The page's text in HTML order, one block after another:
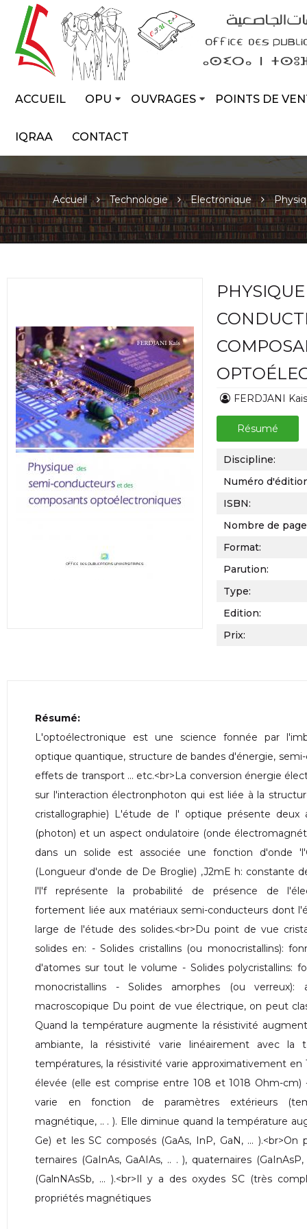
ACCUEIL OPU OUVRAGES POINTS DE
IQRAA CONTACT
Accueil Technologie Electronique
FERDJANI Kais
Résumé
Discipline:
Numéro
ISBN:
Nombre de
Format:
Parution:
Type:
Edition:
Prix:
Résumé:
L'optoélectronique est une science fonnée par
optique quantique, structure de bandes d'énergie,
effets de transport ... etc.<br>La conversion énergie
sur l'interaction électronphoton qui est liée à la
cristallographie) L'étude de l' optique présente deux
(photon) et un aspect ondulatoire (onde
dans un solide est associée une fonction d'onde
(Longueur d'onde de De Broglie) ,J2mE h: constante
l'l'f représente la probabilité de présence de
fortement liée aux matériaux semi-conducteurs dont
large de l'étude des solides.<br>Du point de vue
solides en: - Solides cristallins (ou monocristallins):
d'atomes sur tout le volume - Solides polycristallins:
monocristallins - Solides amorphes (ou verreux):
macroscopique Du point de vue électrique, on peut
Quand la température augmente la résistivité
ambiante, la résistivité varie linéairement avec la
températures, la résistivité varie approximativement en
élevée (elle est comprise entre 108 et 1018 Ohm-cm)
varie en fonction de paramètres extérieurs
magnétique, .. . ). Elle diminue quand la température
Ge) et les SC composés (GaAs, InP, GaN, ...
ternaires (GaInAs, GaAIAs, .. . ), quaternaires
(GalnNAsSb, ... ).<br>Il y a des oxydes SC (très
propriétés magnétiques